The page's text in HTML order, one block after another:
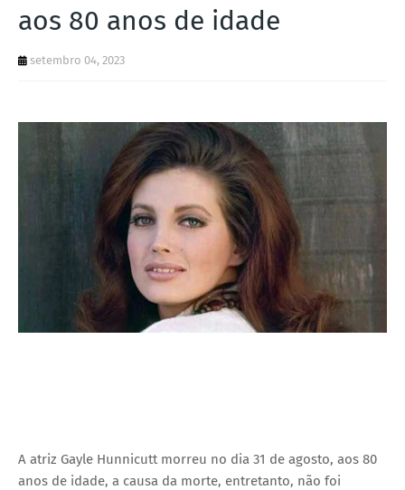
S
aos 80 anos de idade
setembro 04, 2023
A atriz Gayle Hunnicutt morreu no dia 31 de agosto, aos 80
anos de idade, a causa da morte, entretanto, não foi